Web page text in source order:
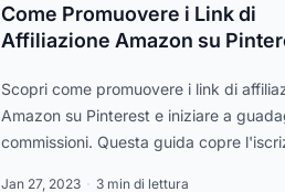
Come Promuovere i Link di
Affiliazione Amazon su
Scopri come promuovere i link di
Amazon su Pinterest e iniziare a
commissioni. Questa guida copre
Jan 27, 2023 3 min di lettura